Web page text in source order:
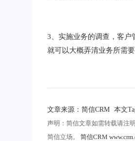
3、实施业务的调查，客户
就可以大概弄清业务所需
文章来源：简信CRM 本文
声明：简信文章如需转载请注
简信立场。
简信CRM